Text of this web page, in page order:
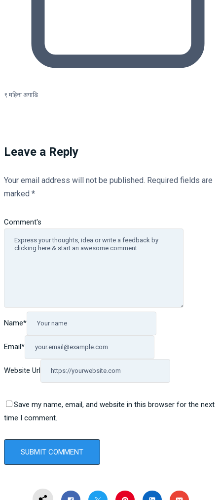
९ महिना अगाडि
Leave a Reply
Your email address will not be published. Required fields are
marked *
Comment's
Name*
Email*
Website Url
Save my name, email, and website in this browser for the next
time I comment.